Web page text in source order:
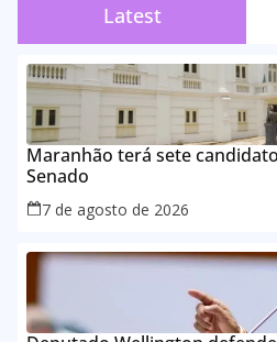
Latest
Maranhão terá sete
Senado
7 de agosto de 2026